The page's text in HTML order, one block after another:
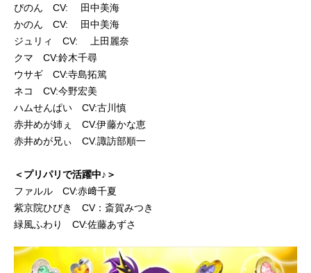
ぴのん CV: 田中美海
かのん CV: 田中美海
ジュリィ CV: 上田麗奈
クマ CV:鈴木千尋
ウサギ CV:寺島拓篤
ネコ CV:今野宏美
ハムせんぱい CV:古川慎
赤井めが姉ぇ CV.伊藤かな恵
赤井めが兄ぃ CV.諏訪部順一
＜プリパリで活躍中♪＞
ファルル CV:赤﨑千夏
紫京院ひびき CV：斎賀みつき
緑風ふわり CV:佐藤あずさ